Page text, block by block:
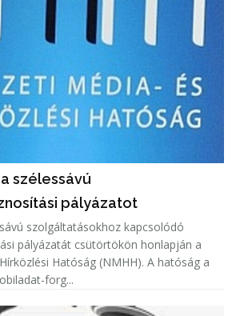
szélessávú
pályázatot
szolgáltatásokhoz kapcsolódó
pályázatát csütörtökön honlapján a
Hatóság (NMHH). A hatóság a
forg...